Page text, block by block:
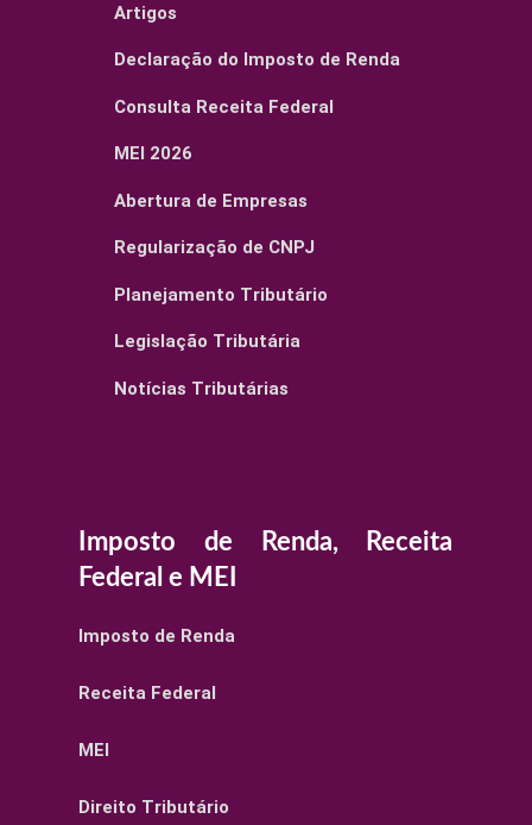
Artigos
Declaração do Imposto de Renda
Consulta Receita Federal
MEI 2026
Abertura de Empresas
Regularização de CNPJ
Planejamento Tributário
Legislação Tributária
Notícias Tributárias
Imposto de Renda, Receita
Federal e MEI
Imposto de Renda
Receita Federal
MEI
Direito Tributário